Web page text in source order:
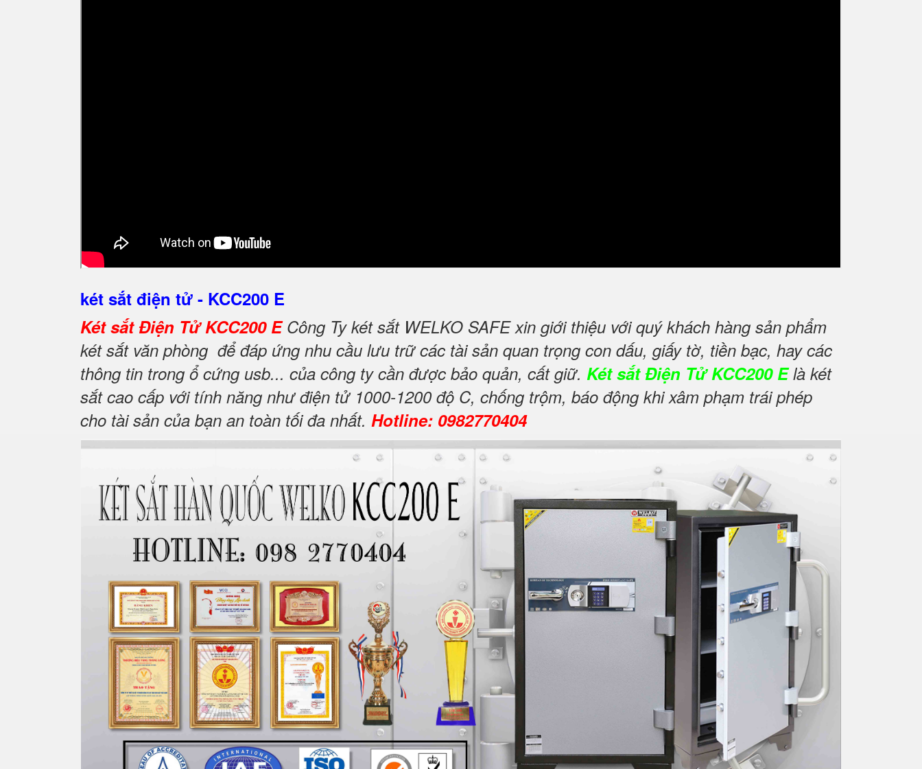
két sắt điện tử - KCC200 E
Két sắt Điện Tử KCC200 ECông Ty két sắt WELKO SAFE xin giới thiệu với quý khách hàng sản phẩm
két sắt văn phòng để đáp ứng nhu cầu lưu trữ các tài sản quan trọng con dấu, giấy tờ, tiền bạc, hay các
thông tin trong ổ cứng usb... của công ty cần được bảo quản, cất giữ. Két sắt Điện Tử KCC200 Elà két
sắt cao cấp với tính năng như điện tử 1000-1200 độ C, chống trộm, báo động khi xâm phạm trái phép
cho tài sản của bạn an toàn tối đa nhất. Hotline: 0982770404